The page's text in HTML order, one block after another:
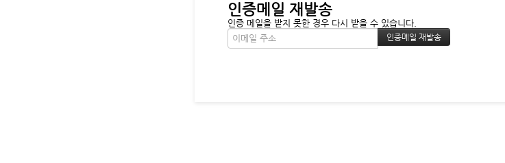
인증메일 재발송
인증 메일을 받지 못한 경우 다시 받을 수 있습니다.